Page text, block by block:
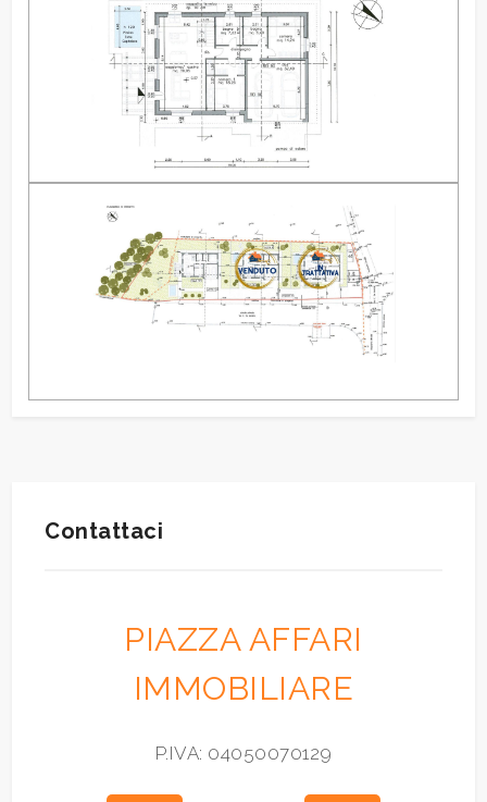
Contattaci
PIAZZA AFFARI
IMMOBILIARE
P.IVA: 04050070129